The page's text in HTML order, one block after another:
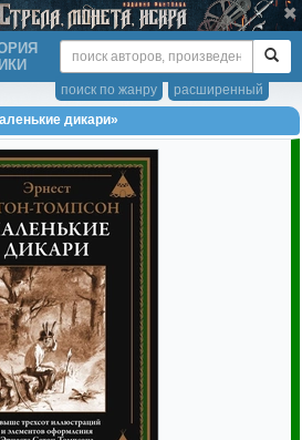
расширенный
поиск по жанру
дикари»